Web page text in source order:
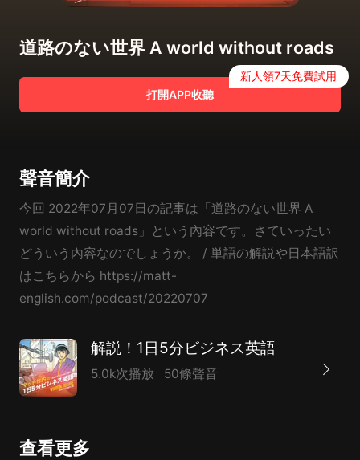
道路のない世界 A world without roads
打開APP收聽
新人領7天免費試用
聲音簡介
今回 2022年07月07日の記事は「道路のない世界 A
world without roads」という內容です。さていったい
どういう內容なのでしょうか。 / 単語の解説や日本語訳
はこちらから https://matt-
english.com/podcast/20220707
解説！1日5分ビジネス英語
5.0k次播放 50條聲音
查看更多